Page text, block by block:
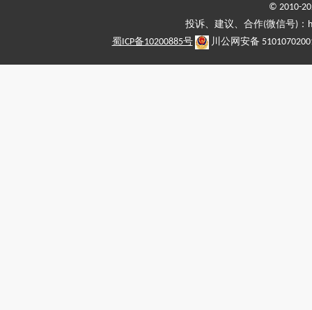
© 2010-
投诉、建议、合作(微信号)
蜀ICP备10200885号
川公网安备